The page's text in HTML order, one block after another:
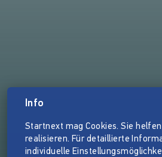
Info
Startnext mag Cookies. Sie
realisieren. Für detaillierte
individuelle